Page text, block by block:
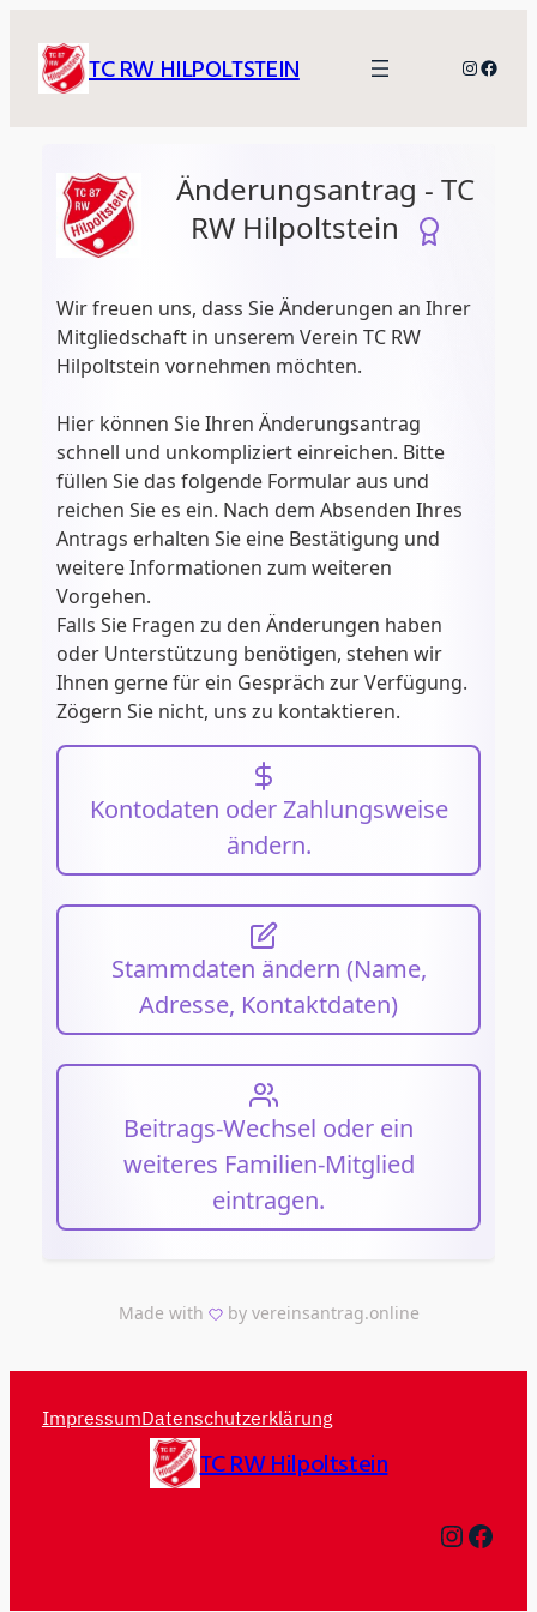
Inhalt
springen TC RW HILPOLTSTEIN
ImpressumDatenschutzerklärung
TC RW Hilpoltstein
InstagramFacebook